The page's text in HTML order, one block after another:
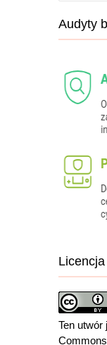
Audyty
Licencja
Ten utwór